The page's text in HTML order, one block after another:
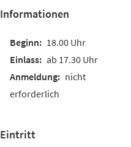
Informationen
18.00 Uhr
ab 17.30 Uhr
nicht
erforderlich
Eintritt